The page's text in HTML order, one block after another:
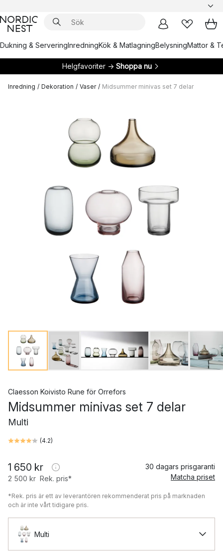
Dukning & ServeringInredningKök & MatlagningBelysningMattor &
Helgfavoriter → Shoppa nu
Inredning / Dekoration / Vaser / Midsummer minivas set 7 delar
Claesson Koivisto Rune för Orrefors
Midsummer minivas set 7 delar
Multi
(4.2)
1 650 kr
2 500 kr Rek. pris*
30 dagars prisgaranti
Matcha priset
*Rek. pris är ett av leverantören rekommenderat pris på marknaden
och är inte vårt tidigare pris.
Multi